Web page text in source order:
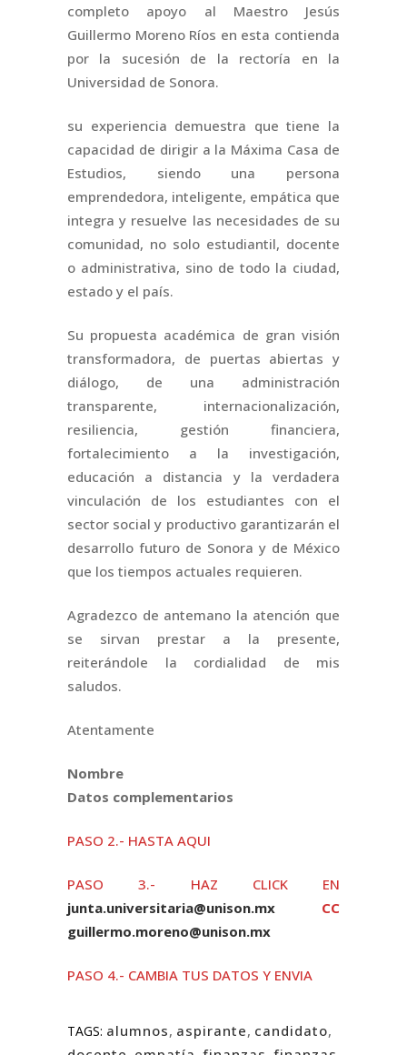
completo apoyo al Maestro Jesús
Guillermo Moreno Ríos en esta contienda
por la sucesión de la rectoría en la
Universidad de Sonora.
su experiencia demuestra que tiene la
capacidad de dirigir a la Máxima Casa de
Estudios, siendo una persona
emprendedora, inteligente, empática que
integra y resuelve las necesidades de su
comunidad, no solo estudiantil, docente
o administrativa, sino de todo la ciudad,
estado y el país.
Su propuesta académica de gran visión
transformadora, de puertas abiertas y
diálogo, de una administración
transparente, internacionalización,
resiliencia, gestión financiera,
fortalecimiento a la investigación,
educación a distancia y la verdadera
vinculación de los estudiantes con el
sector social y productivo garantizarán el
desarrollo futuro de Sonora y de México
que los tiempos actuales requieren.
Agradezco de antemano la atención que
se sirvan prestar a la presente,
reiterándole la cordialidad de mis
saludos.
Atentamente
Nombre
Datos complementarios
PASO 2.- HASTA AQUI
PASO 3.- HAZ CLICK EN
junta.universitaria@unison.mx CC
guillermo.moreno@unison.mx
PASO 4.- CAMBIA TUS DATOS Y ENVIA
TAGS: alumnos, aspirante, candidato,